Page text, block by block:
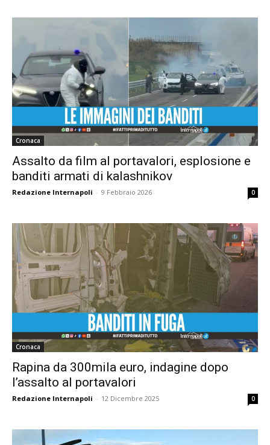
Cronaca
Assalto da film al portavalori, esplosione e
banditi armati di kalashnikov
Redazione Internapoli - 9 Febbraio 2026 0
Cronaca
Rapina da 300mila euro, indagine dopo
l’assalto al portavalori
Redazione Internapoli - 12 Dicembre 2025 0